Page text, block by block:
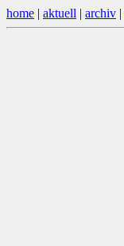
home | aktuell | archiv |